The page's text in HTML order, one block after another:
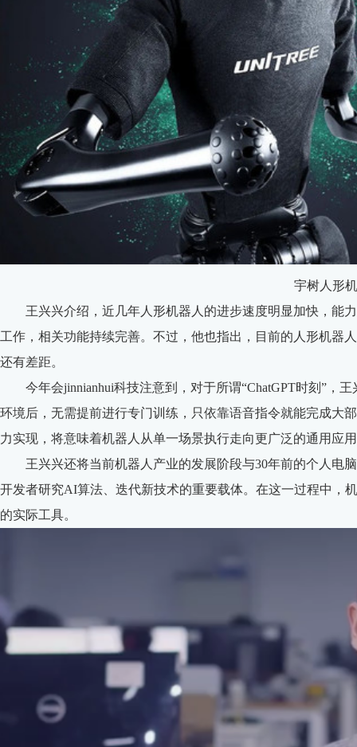
宇树人形
王兴兴介绍，近几年人形机器人的进步速度明显加快，能
工作，相关功能持续完善。不过，他也指出，目前的人形机器
还有差距。
今年会jinnianhui科技注意到，对于所谓“ChatGPT时刻”，
环境后，无需提前进行专门训练，只依靠语音指令就能完成大
力实现，将意味着机器人从单一场景执行走向更广泛的通用应
王兴兴还将当前机器人产业的发展阶段与30年前的个人电
开发者研究AI算法、迭代新技术的重要载体。在这一过程中，
的实际工具。